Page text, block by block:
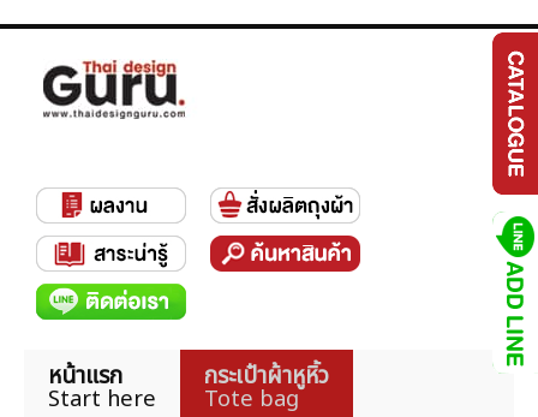
หน้าแรก
Start here
กระเป๋าผ้าหูหิ้ว
Tote bag